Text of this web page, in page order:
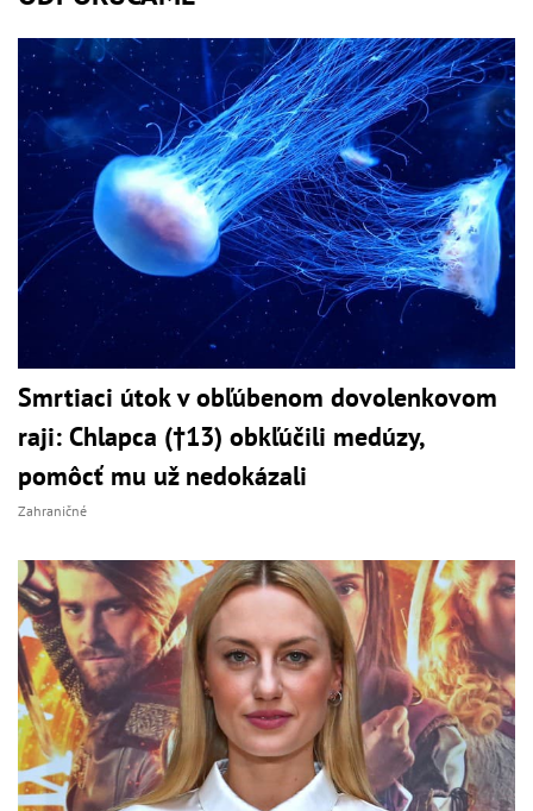
Smrtiaci útok v obľúbenom dovolenkovom
raji: Chlapca (†13) obkľúčili medúzy,
pomôcť mu už nedokázali
Zahraničné